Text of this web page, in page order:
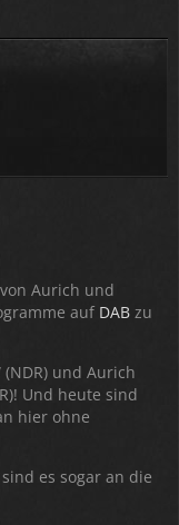
Aurich und
auf DAB zu
und Aurich
Und heute sind
hier ohne
es sogar an die